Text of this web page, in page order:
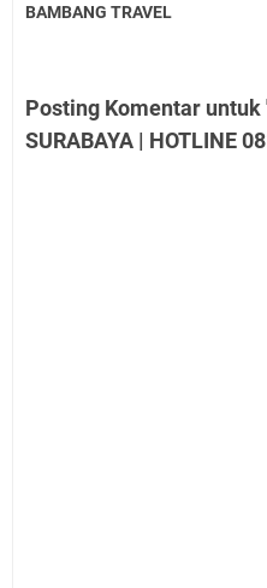
BAMBANG TRAVEL
Posting Komentar untuk
SURABAYA | HOTLINE